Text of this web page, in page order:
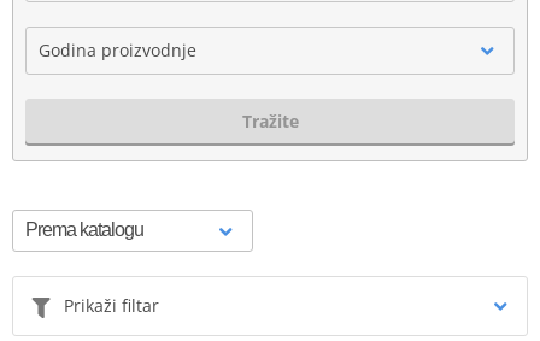
Godina proizvodnje
Tražite
Prikaži filtar